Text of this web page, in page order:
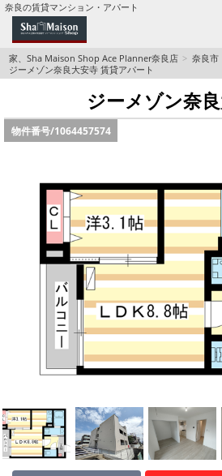
奈良の賃貸マンション・アパート
TOPページ
Foreigners welcome！
店長のおすすめ物件
積水ハウス Sha Maison 特集 (奈
積水ハウス Sha Maison 特集 (
路線·駅から探す
地域から探す
地図から探す
AcePlanner公式ライン
SNS
家、Sha Maison Shop Ace Planner奈良店 奈良市
ジーメゾン奈良大安寺 賃貸アパート
ジーメゾン奈
物件番号/1064457574